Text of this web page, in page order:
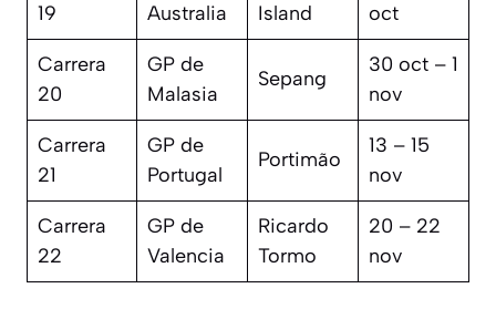
19
Australia
Island
oct
Carrera
20
GP de
Malasia
Sepang
30 oct – 1
nov
Carrera
21
GP de
Portugal
Portimão
13 – 15
nov
Carrera
22
GP de
Valencia
Ricardo
Tormo
20 – 22
nov